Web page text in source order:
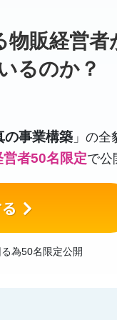
物販経営者
るのか？
の事業構築 」の全
者50名限定で公
為50名限定公開